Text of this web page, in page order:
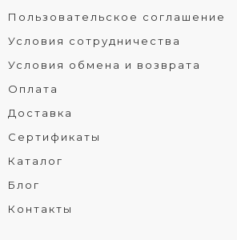
Пользовательское соглашение
Условия сотрудничества
Условия обмена и возврата
Оплата
Доставка
Сертификаты
Каталог
Блог
Контакты